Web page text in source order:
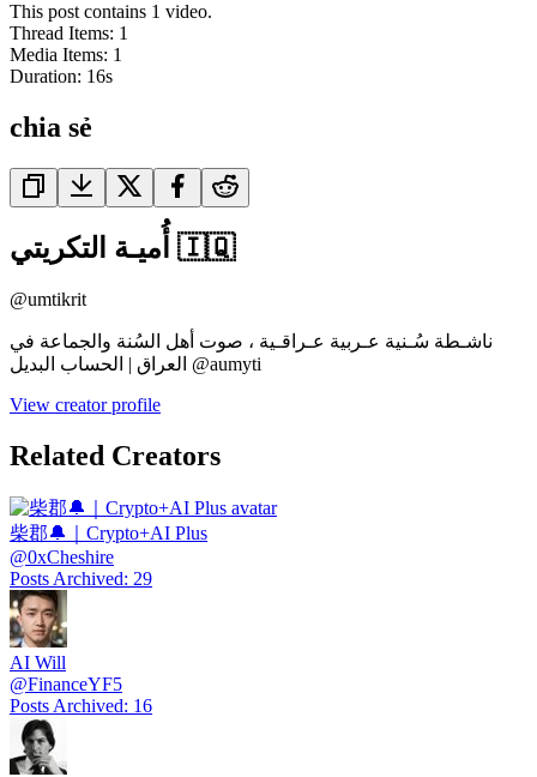
This post contains 1 video.
Thread Items: 1
Media Items: 1
Duration: 16s
chia sẻ
أُميـة التكريتي 🇮🇶
@umtikrit
ناشـطة سُـنية عـربية عـراقـية ، صوت أهل السُنة والجماعة في
العراق | الحساب البديل @aumyti
View creator profile
Related Creators
柴郡🔔｜Crypto+AI Plus
@0xCheshire
Posts Archived: 29
AI Will
@FinanceYF5
Posts Archived: 16